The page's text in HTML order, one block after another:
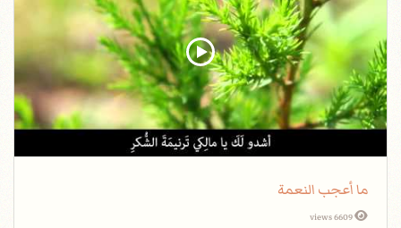
ما أعجب النعمة
6609 views